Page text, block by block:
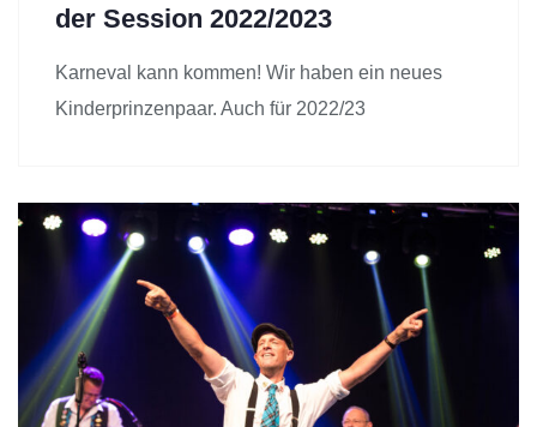
der Session 2022/2023
Karneval kann kommen! Wir haben ein neues
Kinderprinzenpaar. Auch für 2022/23